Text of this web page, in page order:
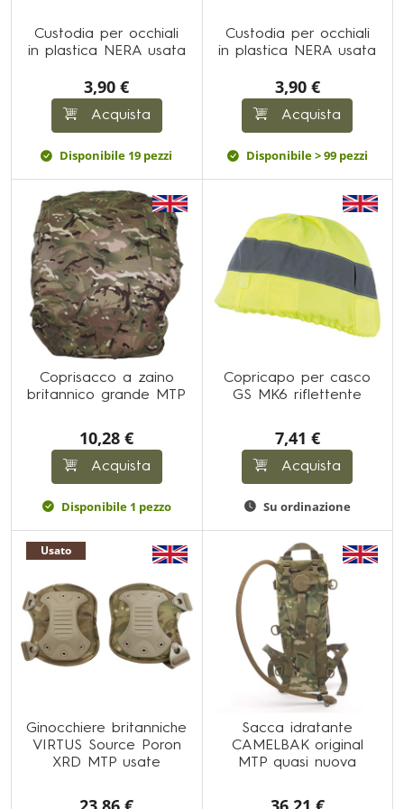
Custodia per occhiali
in plastica NERA usata
3,90 €
Acquista
Disponibile 19 pezzi
Custodia per occhiali
in plastica NERA usata
3,90 €
Acquista
Disponibile > 99 pezzi
Coprisacco a zaino
britannico grande MTP
10,28 €
Acquista
Disponibile 1 pezzo
Copricapo per casco
GS MK6 riflettente
7,41 €
Acquista
Su ordinazione
Usato
Ginocchiere britanniche
VIRTUS Source Poron
XRD MTP usate
Sacca idratante
CAMELBAK original
MTP quasi nuova